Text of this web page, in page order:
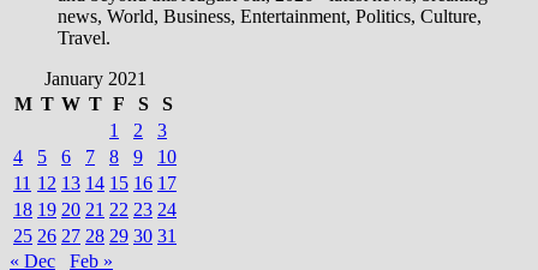
news, World, Business, Entertainment, Politics, Culture,
Travel.
January 2021
M T W T F S
S
1
2
3
4
5 6 7 8 9
10
11 12 13 14 15 16 17
18 19 20 21 22 23 24
25 26 27 28 29 30 31
« Dec
Feb »